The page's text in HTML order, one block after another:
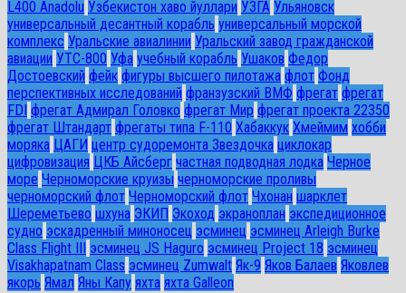
L400 Anadolu Узбекистон хаво йуллари УЗГА Ульяновск
универсальный десантный корабль универсальный морской
комплекс Уральские авиалинии Уральский завод гражданской
авиации УТС-800 Уфа учебный корабль Ушаков Федор
Достоевский фейк фигуры высшего пилотажа флот Фонд
перспективных исследований франзузский ВМФ фрегат фрегат
FDI фрегат Адмирал Головко фрегат Мир фрегат проекта 22350
фрегат Штандарт фрегаты типа F-110 Хабаккук Хмеймим хобби
моряка ЦАГИ центр судоремонта Звездочка циклокар
цифровизация ЦКБ Айсберг частная подводная лодка Черное
море Черноморские круизы черноморские проливы
черноморский флот Черноморский флот Чхонан шарклет
Шереметьево шхуна ЭКИП Экоход экраноплан экспедиционное
судно эскадренный миноносец эсминец эсминец Arleigh Burke
Class Flight III
эсминец JS Haguro эсминец Project 18 эсминец
Visakhapatnam Class эсминец Zumwalt Як-9 Яков Балаев Яковлев
якорь Ямал Яны Капу яхта яхта Galleon